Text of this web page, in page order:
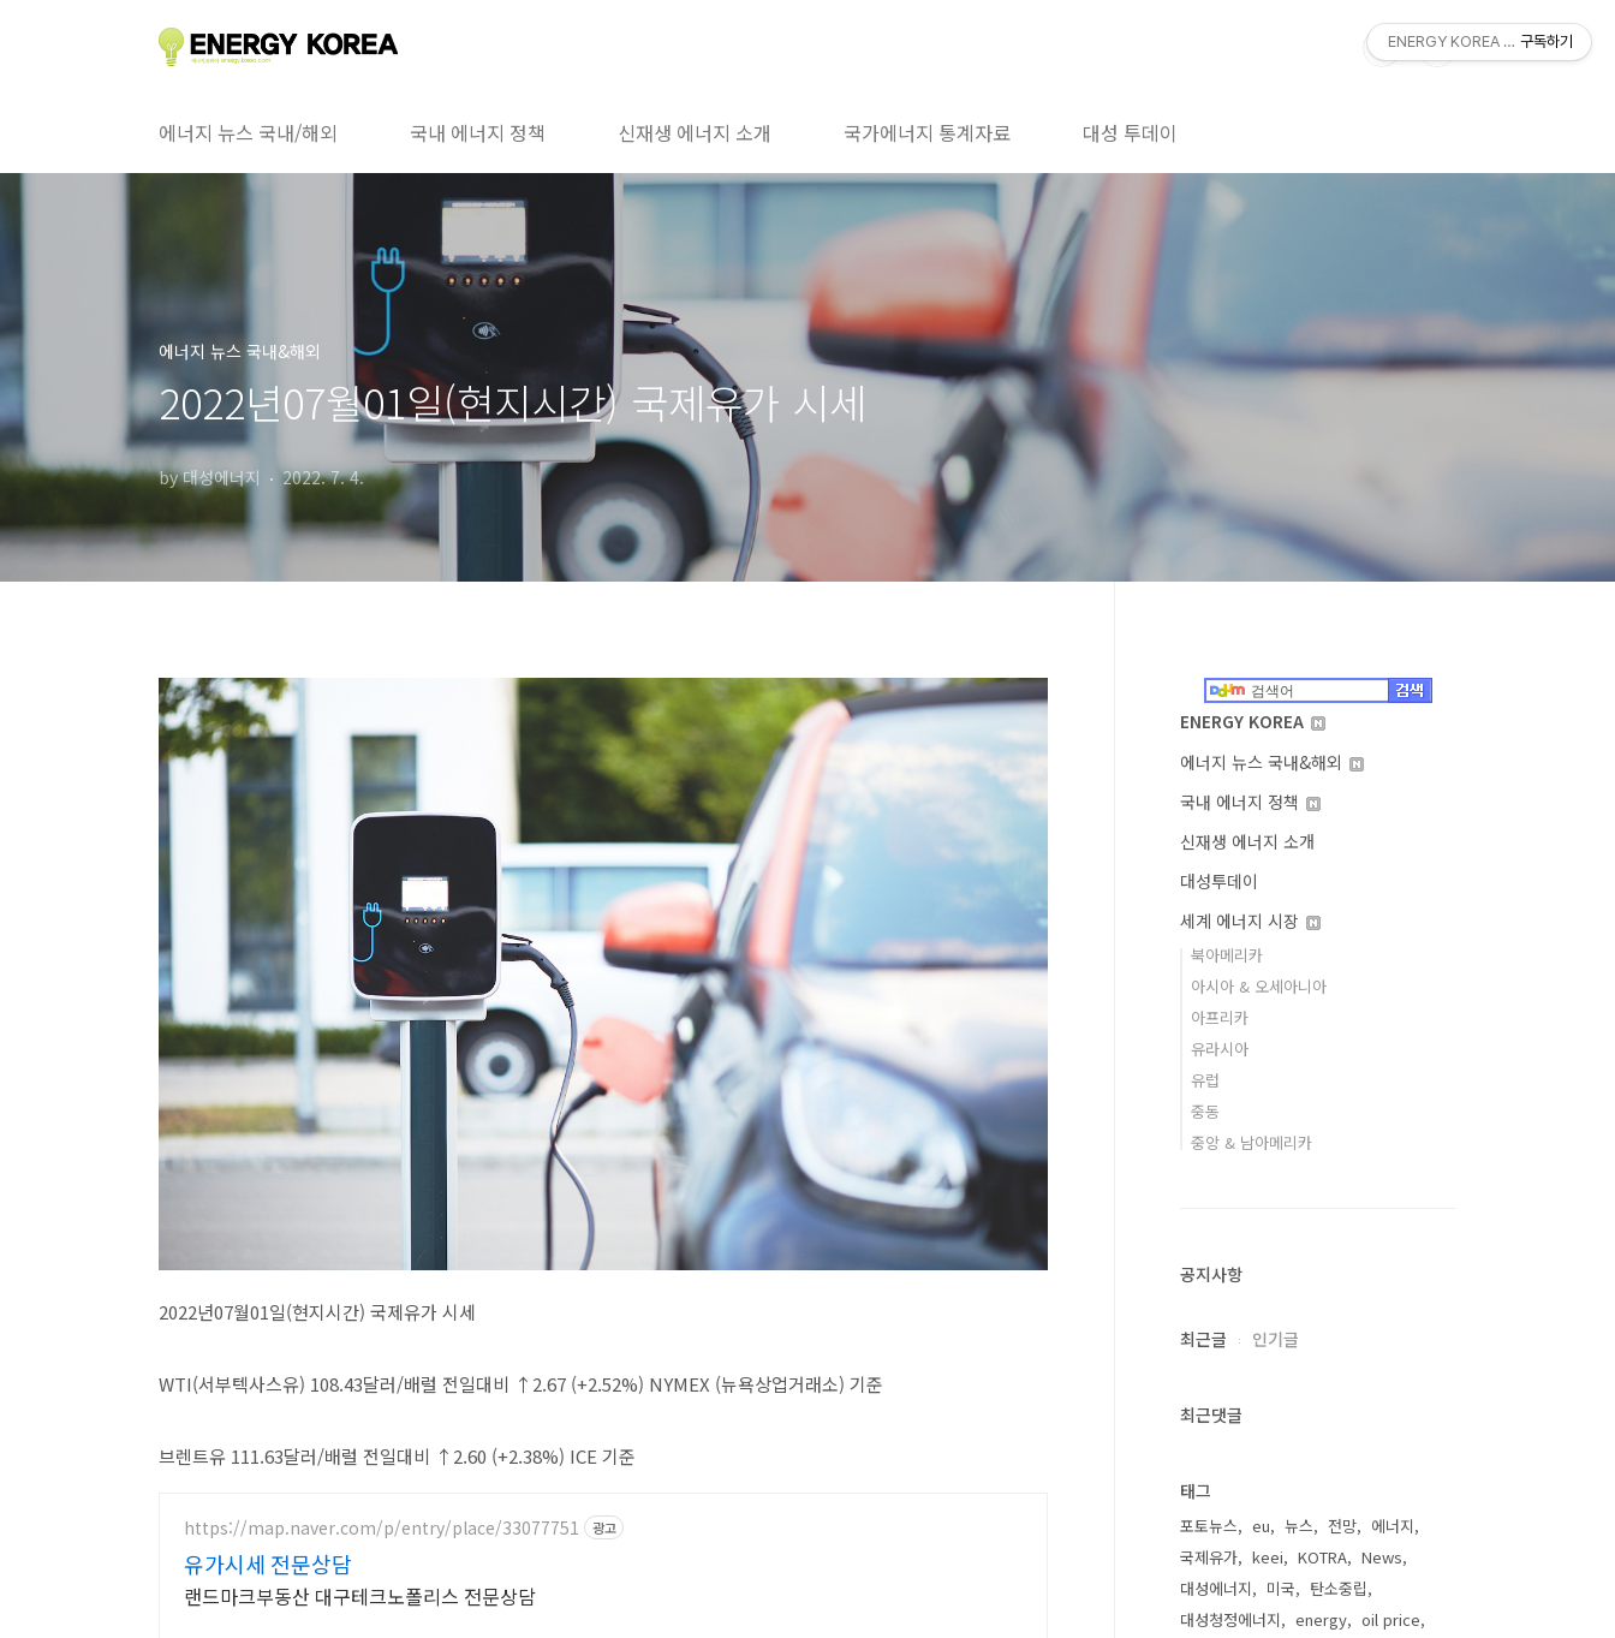
에너지 뉴스 국내/해외 국내 에너지 정책 신재생 에너지 소개 국가에너지 통계자료 대성 투데이
에너지 뉴스 국내&해외
2022년07월01일(현지시간) 국제유가 시세
by 대성에너지 2022. 7. 4.
2022년07월01일(현지시간) 국제유가 시세
WTI(서부텍사스유) 108.43달러/배럴 전일대비 ↑2.67 (+2.52%) NYMEX (뉴욕상업거래소) 기준
브렌트유 111.63달러/배럴 전일대비 ↑2.60 (+2.38%) ICE 기준
https://map.naver.com/p/entry/place/33077751 광고
유가시세 전문상담
랜드마크부동산 대구테크노폴리스 전문상담
ENERGY KOREA
에너지 뉴스 국내&해외
국내 에너지 정책
신재생 에너지 소개
대성투데이
세계 에너지 시장
북아메리카
아시아 & 오세아니아
아프리카
유라시아
유럽
중동
중앙 & 남아메리카
공지사항
최근글 인기글
최근댓글
태그
포토뉴스 eu 뉴스 전망
에너지
국제유가
keei KOTRA
News
대성에너지
미국
탄소중립
대성청정에너지
energy
oil price
ENERGY KOREA With DAESUNG
구독하기